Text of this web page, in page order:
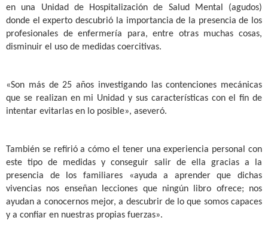
en una Unidad de Hospitalización de Salud Mental (agudos)
donde el experto descubrió la importancia de la presencia de los
profesionales de enfermería para, entre otras muchas cosas,
disminuir el uso de medidas coercitivas.
«Son más de 25 años investigando las contenciones mecánicas
que se realizan en mi Unidad y sus características con el fin de
intentar evitarlas en lo posible», aseveró.
También se refirió a cómo el tener una experiencia personal con
este tipo de medidas y conseguir salir de ella gracias a la
presencia de los familiares «ayuda a aprender que dichas
vivencias nos enseñan lecciones que ningún libro ofrece; nos
ayudan a conocernos mejor, a descubrir de lo que somos capaces
y a confiar en nuestras propias fuerzas».